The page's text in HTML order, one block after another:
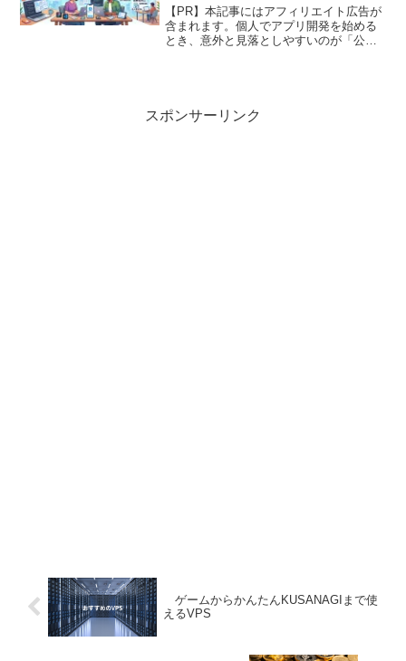
【PR】本記事にはアフィリエイト広告が
含まれます。個人でアプリ開発を始める
とき、意外と見落としやすいのが「公開
スポンサーリンク
ゲームからかんたんKUSANAGIまで使
えるVPS